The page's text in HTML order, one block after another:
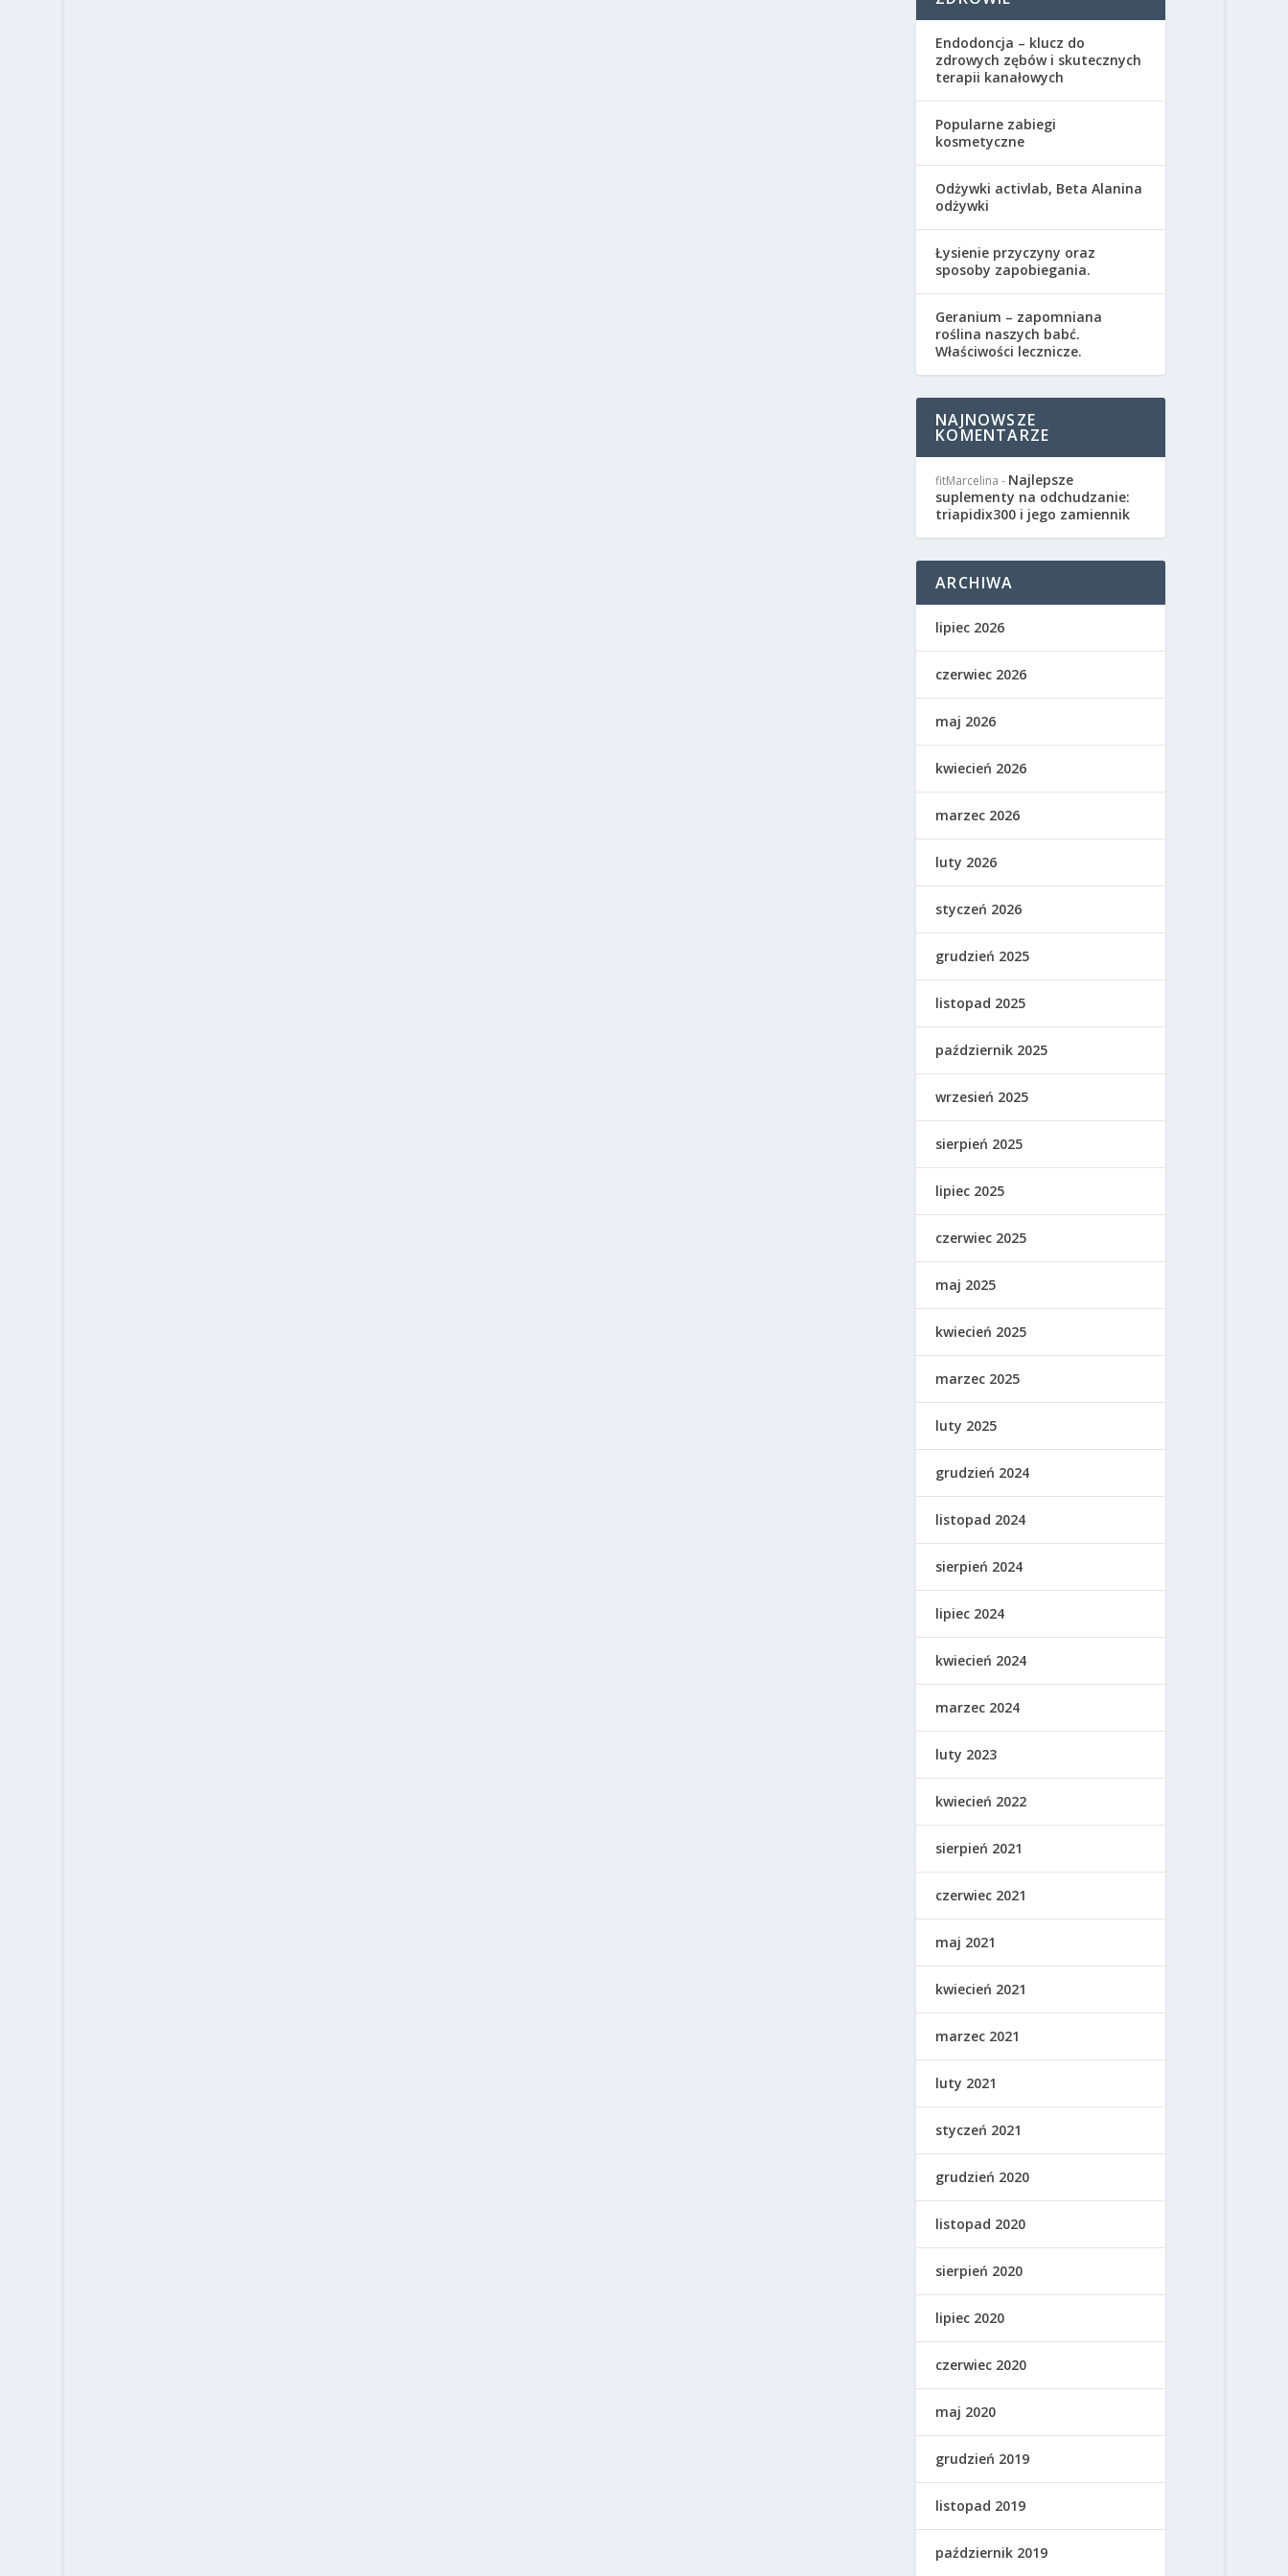
Endodoncja – klucz do
zdrowych zębów i skutecznych
terapii kanałowych
Popularne zabiegi
kosmetyczne
Odżywki activlab, Beta Alanina
odżywki
Łysienie przyczyny oraz
sposoby zapobiegania.
Geranium – zapomniana
roślina naszych babć.
Właściwości lecznicze.
NAJNOWSZE
KOMENTARZE
fitMarcelina - Najlepsze
suplementy na odchudzanie:
triapidix300 i jego zamiennik
ARCHIWA
lipiec 2026
czerwiec 2026
maj 2026
kwiecień 2026
marzec 2026
luty 2026
styczeń 2026
grudzień 2025
listopad 2025
październik 2025
wrzesień 2025
sierpień 2025
lipiec 2025
czerwiec 2025
maj 2025
kwiecień 2025
marzec 2025
luty 2025
grudzień 2024
listopad 2024
sierpień 2024
lipiec 2024
kwiecień 2024
marzec 2024
luty 2023
kwiecień 2022
sierpień 2021
czerwiec 2021
maj 2021
kwiecień 2021
marzec 2021
luty 2021
styczeń 2021
grudzień 2020
listopad 2020
sierpień 2020
lipiec 2020
czerwiec 2020
maj 2020
grudzień 2019
listopad 2019
październik 2019